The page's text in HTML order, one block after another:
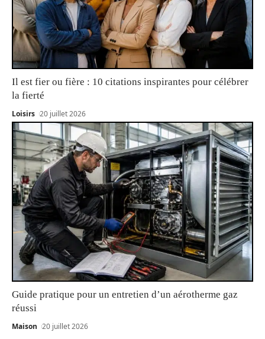
Il est fier ou fière : 10 citations inspirantes pour célébrer
la fierté
Loisirs 20 juillet 2026
Guide pratique pour un entretien d’un aérotherme gaz
réussi
Maison 20 juillet 2026